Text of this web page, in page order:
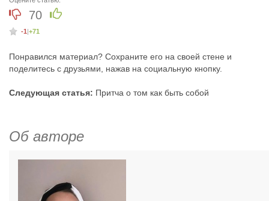
70
-1|+71
Понравился материал? Сохраните его на своей стене и
поделитесь с друзьями, нажав на социальную кнопку.
Следующая статья: Притча о том как быть собой
Об авторе